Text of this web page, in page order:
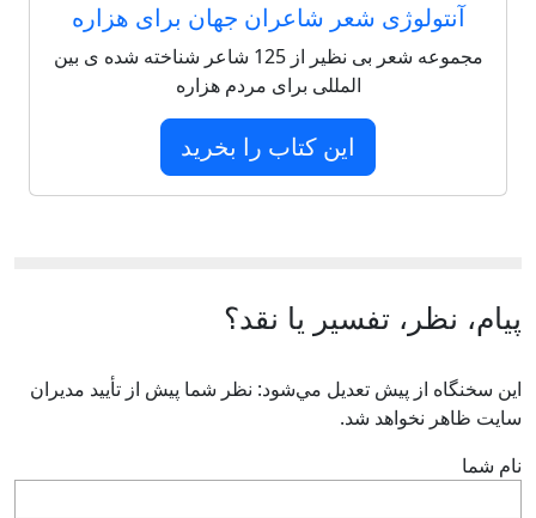
آنتولوژی شعر شاعران جهان برای هزاره
مجموعه شعر بی نظیر از 125 شاعر شناخته شده ی بین
المللی برای مردم هزاره
این کتاب را بخرید
پیام، نظر، تفسیر یا نقد؟
اين سخنگاه از پيش تعديل مي‌شود: نظر شما پيش از تأييد مديران
سايت ظاهر نخواهد شد.
نام شما